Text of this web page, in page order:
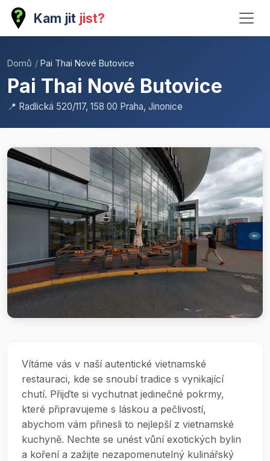
Kam jit jist?
Domů / Pai Thai Nové Butovice
Pai Thai Nové Butovice
📍 Radlická 520/117, 158 00 Praha, Jinonice
Vítáme vás v naší autentické vietnamské
restauraci, kde se snoubí tradice s vynikající
chutí. Přijďte si vychutnat jedinečné pokrmy,
které připravujeme s láskou a pečlivostí,
abychom vám přinesli to nejlepší z vietnamské
kuchyně. Nechte se unést vůní exotických bylin
a koření a zažijte nezapomenutelný kulinářský